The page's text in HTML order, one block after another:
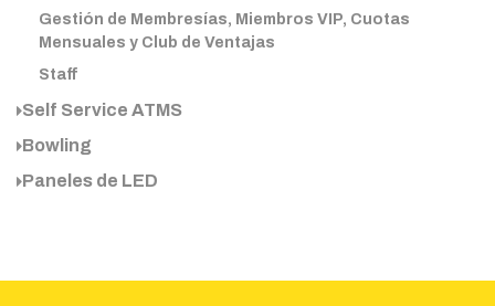
Gestión de Membresías, Miembros VIP, Cuotas
Mensuales y Club de Ventajas
Staff
Self Service ATMS
Bowling
Paneles de LED